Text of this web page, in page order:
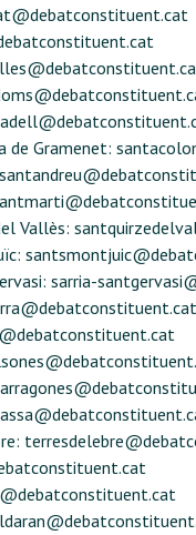
de Gramenet:
Vallès:
sarria-